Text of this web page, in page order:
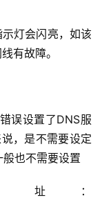
灯会闪亮，如该
有故障。
误设置了DNS服
，是不需要设定
也不需要设置
址：